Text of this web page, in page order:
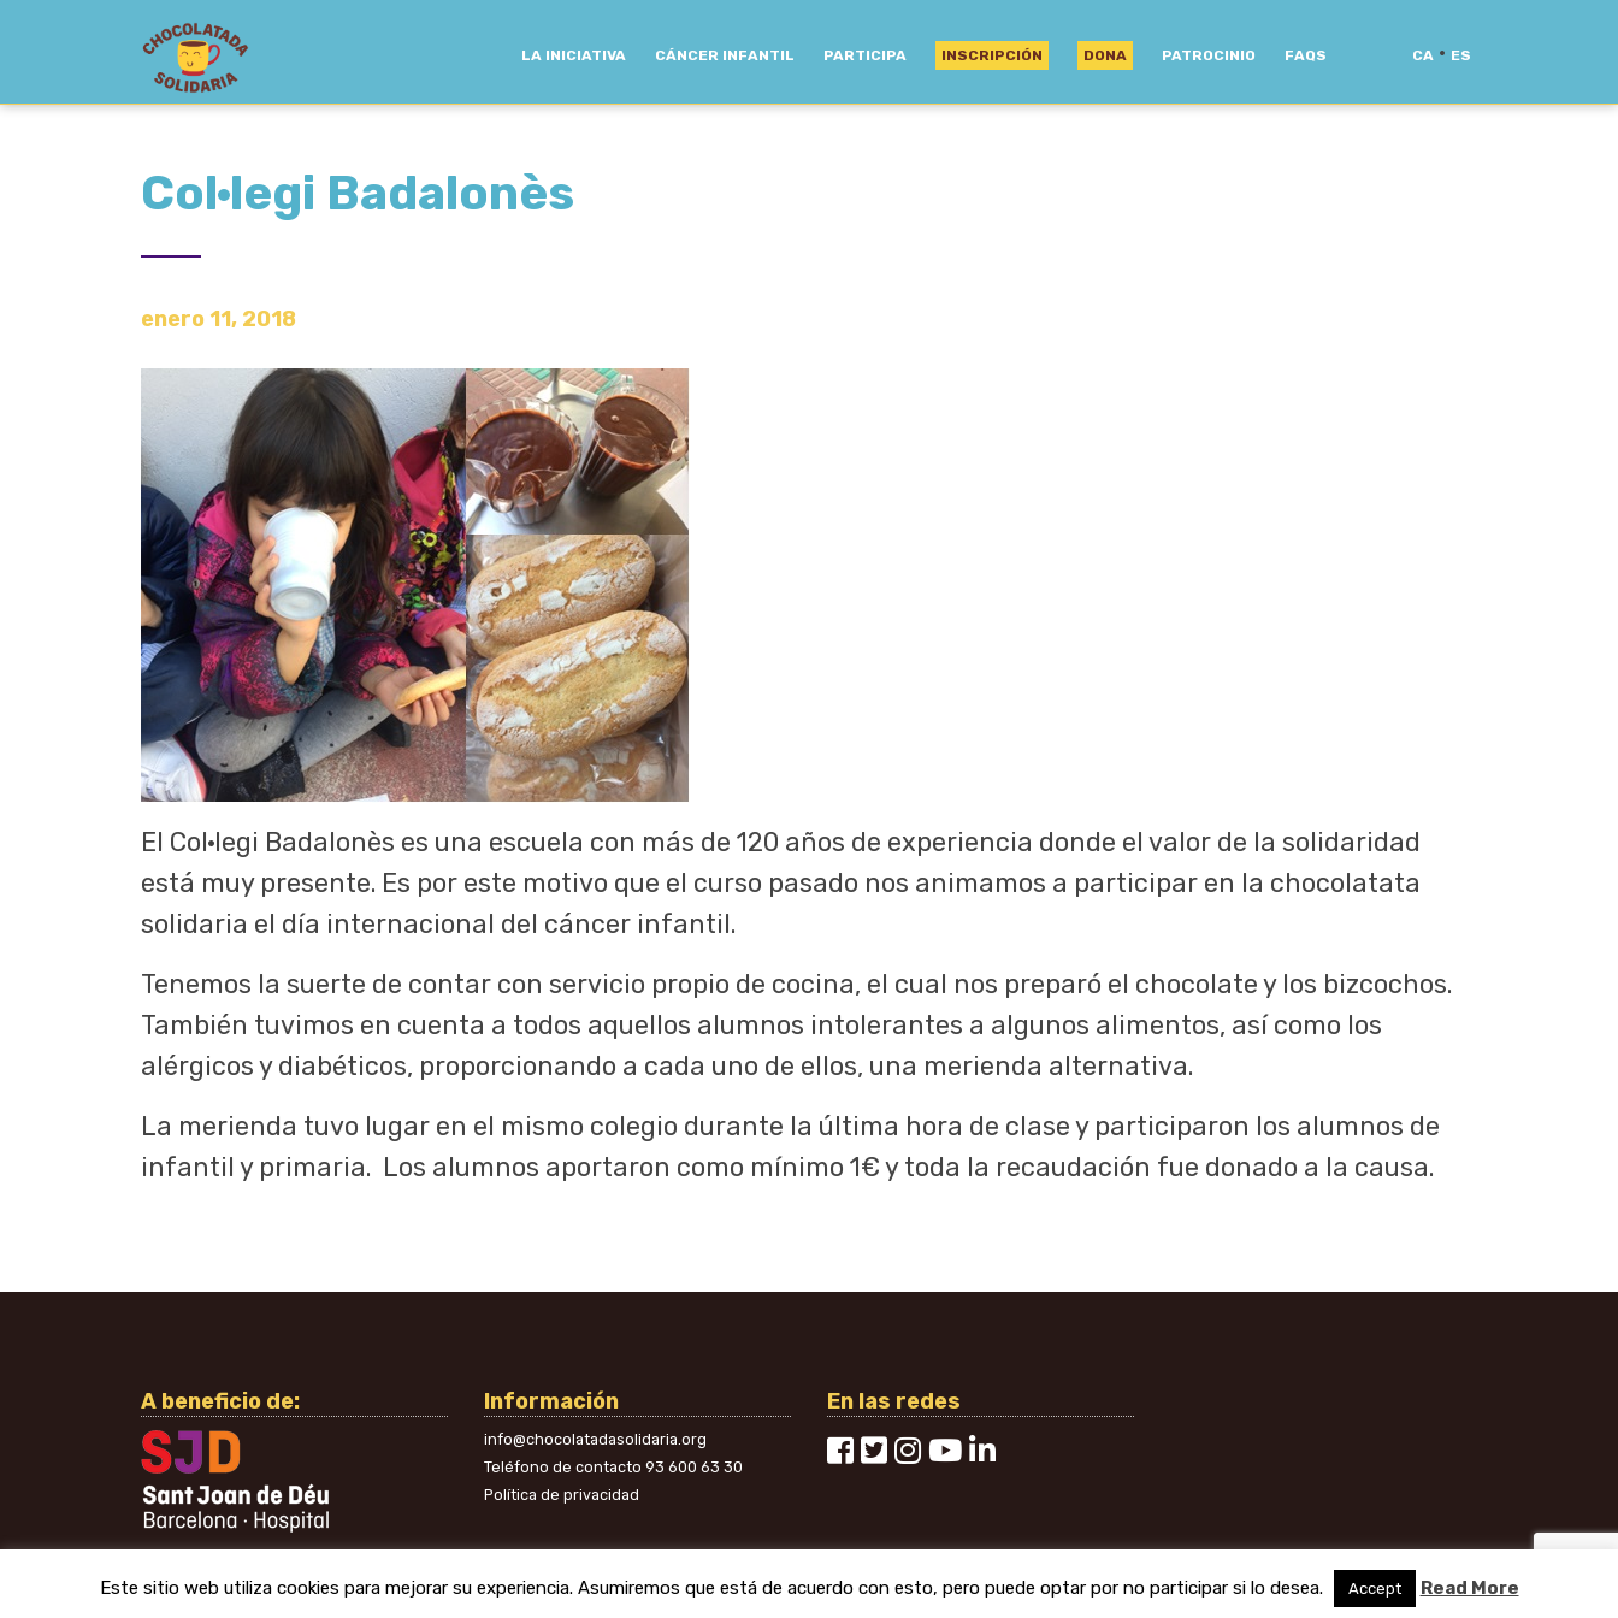
LA INICIATIVA CÁNCER INFANTIL PARTICIPA INSCRIPCIÓN DONA PATROCINIO FAQS CA · ES
Col·legi Badalonès
enero 11, 2018
El Col·legi Badalonès es una escuela con más de 120 años de experiencia donde el valor de la solidaridad
está muy presente. Es por este motivo que el curso pasado nos animamos a participar en la chocolatata
solidaria el día internacional del cáncer infantil.
Tenemos la suerte de contar con servicio propio de cocina, el cual nos preparó el chocolate y los bizcochos.
También tuvimos en cuenta a todos aquellos alumnos intolerantes a algunos alimentos, así como los
alérgicos y diabéticos, proporcionando a cada uno de ellos, una merienda alternativa.
La merienda tuvo lugar en el mismo colegio durante la última hora de clase y participaron los alumnos de
infantil y primaria. Los alumnos aportaron como mínimo 1€ y toda la recaudación fue donado a la causa.
A beneficio de: Información
info@chocolatadasolidaria.org
Teléfono de contacto 93 600 63 30
Política de privacidad
En las redes
Este sitio web utiliza cookies para mejorar su experiencia. Asumiremos que está de acuerdo con esto, pero puede optar por no participar si lo desea. Accept Read More